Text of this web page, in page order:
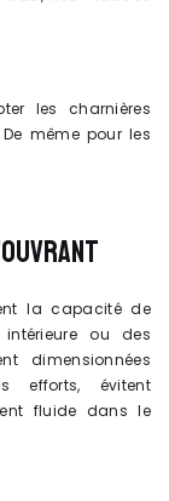
les charnières
même pour les
la capacité de
ou des
dimensionnées
efforts, évitent
fluide dans le